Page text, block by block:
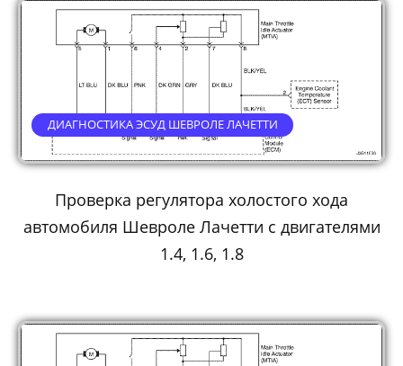
ДИАГНОСТИКА ЭСУД ШЕВРОЛЕ ЛАЧЕТТИ
Проверка регулятора холостого хода
автомобиля Шевроле Лачетти с двигателями
1.4, 1.6, 1.8